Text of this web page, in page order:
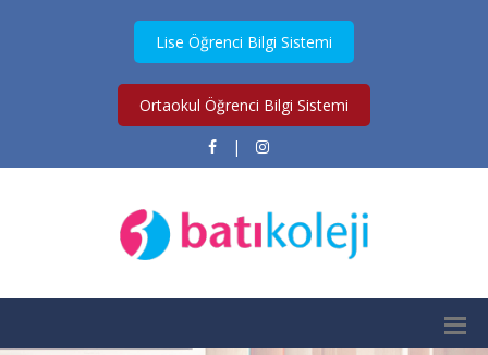
Lise Öğrenci Bilgi Sistemi
Ortaokul Öğrenci Bilgi Sistemi
|